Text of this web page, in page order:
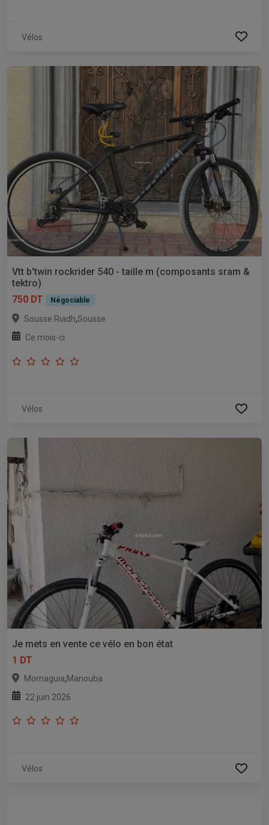
Vélos
Vtt b'twin rockrider 540 - taille m (composants sram &
tektro)
750 DT
Négociable
Sousse Riadh,Sousse
Ce mois-ci
Vélos
Je mets en vente ce vélo en bon état
1 DT
Mornaguia,Manouba
22 juin 2026
Vélos